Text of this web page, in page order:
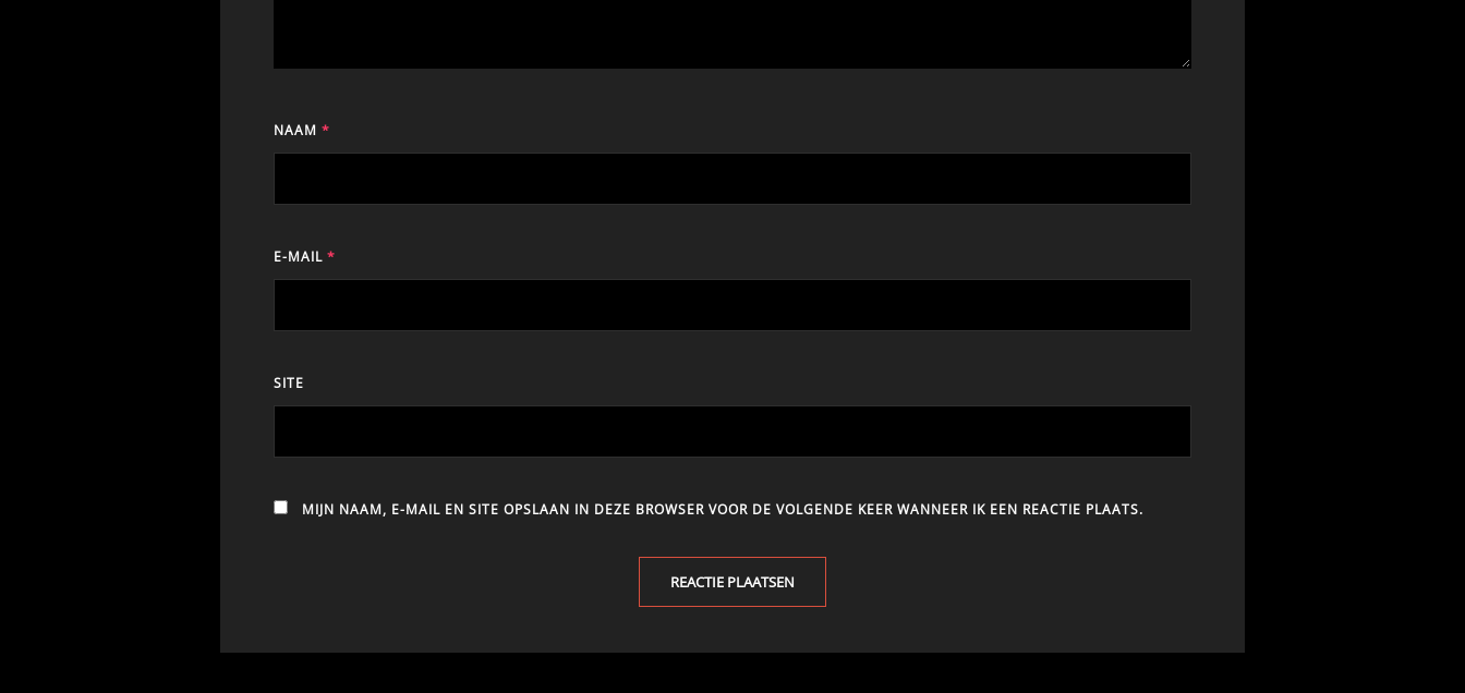
NAAM *
E-MAIL *
SITE
MIJN NAAM, E-MAIL EN SITE OPSLAAN IN DEZE BROWSER VOOR DE VOLGENDE KEER WANNEER IK EEN REACTIE PLAATS.